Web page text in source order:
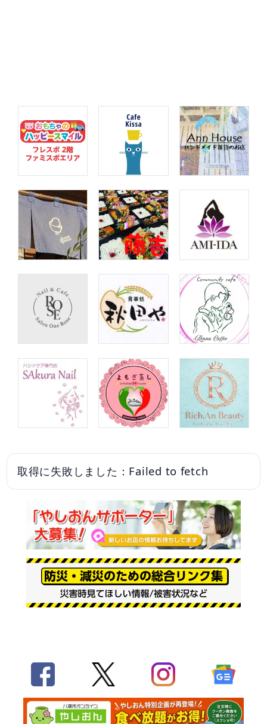
取得に失敗しました：Failed to fetch